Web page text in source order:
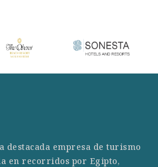
destacada empresa de turismo
en recorridos por Egipto,